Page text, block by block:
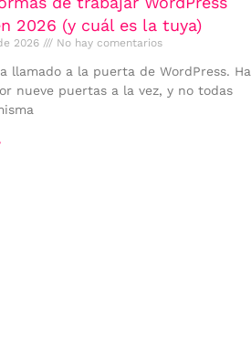
2026 (y cuál es la tuya)
2026 No hay comentarios
llamado a la puerta de WordPress. Ha
nueve puertas a la vez, y no todas